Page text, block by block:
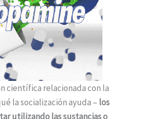
científica relacionada con la
la socialización ayuda – los
utilizando las sustancias o